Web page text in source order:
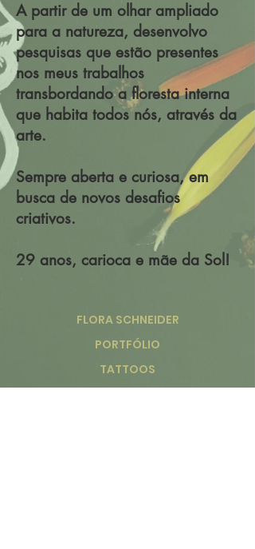
A partir de um olhar ampliado
para a natureza, desenvolvo
pesquisas que estão presentes
nos meus trabalhos
transbordando a floresta interna
que habita todos nós, através da
arte.
Sempre aberta e curiosa, em
busca de novos desafios
criativos.
29 anos, carioca e mãe da Sol!
FLORA SCHNEIDER
PORTFÓLIO
TATTOOS